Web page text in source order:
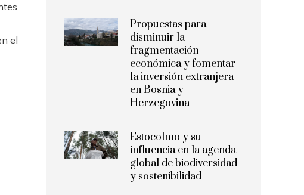
el
Propuestas para
disminuir la
fragmentación
económica y fomentar
la inversión extranjera
en Bosnia y
Herzegovina
Estocolmo y su
influencia en la agenda
global de biodiversidad
y sostenibilidad